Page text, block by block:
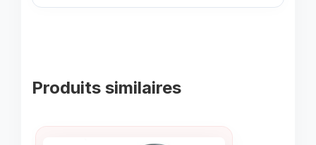
Produits similaires